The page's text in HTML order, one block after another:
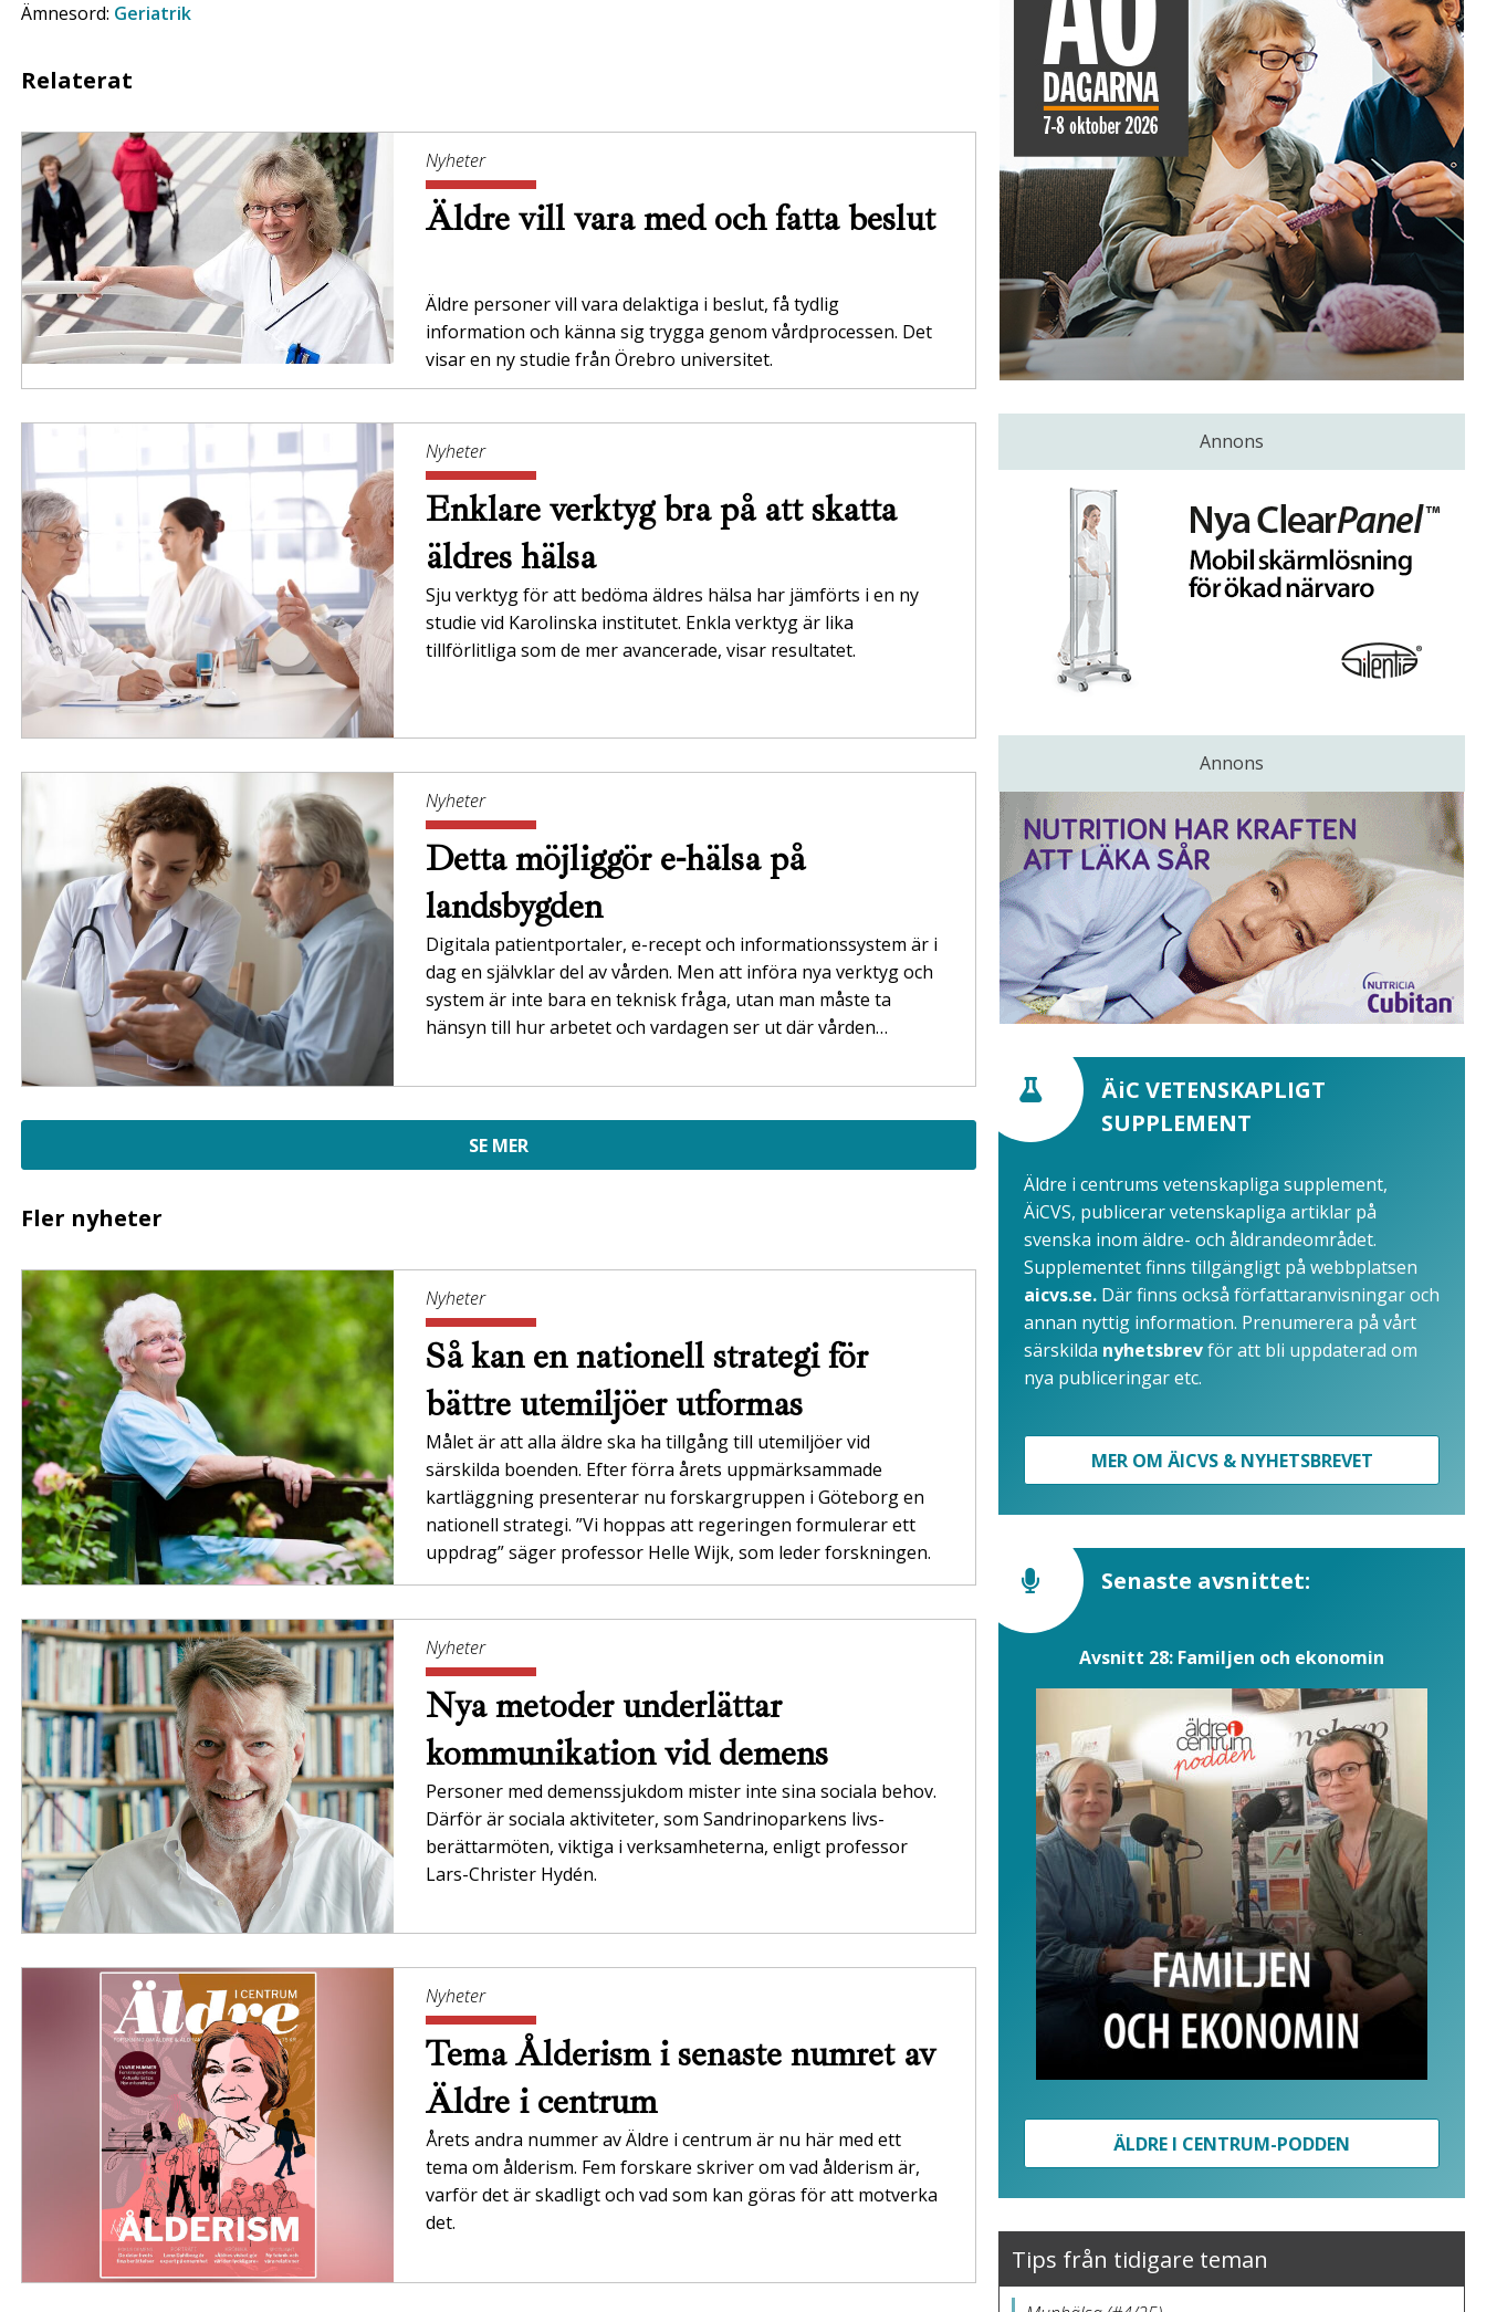
Ämnesord: Geriatrik
Relaterat
Nyheter
Äldre vill vara med och fatta beslut
Äldre personer vill vara delaktiga i beslut, få tydlig
information och känna sig trygga genom vårdprocessen. Det
visar en ny studie från Örebro universitet.
Nyheter
Enklare verktyg bra på att skatta
äldres hälsa
Sju verktyg för att bedöma äldres hälsa har jämförts i en ny
studie vid Karolinska institutet. Enkla verktyg är lika
tillförlitliga som de mer avancerade, visar resultatet.
Nyheter
Detta möjliggör e-hälsa på
landsbygden
Digitala patientportaler, e-recept och informationssystem är i
dag en självklar del av vården. Men att införa nya verktyg och
system är inte bara en teknisk fråga, utan man måste ta
hänsyn till hur arbetet och vardagen ser ut där vården…
SE MER
Fler nyheter
Nyheter
Så kan en nationell strategi för
bättre utemiljöer utformas
Målet är att alla äldre ska ha tillgång till utemiljöer vid
särskilda boenden. Efter förra årets uppmärksammade
kartläggning presenterar nu forskargruppen i Göteborg en
nationell strategi. ”Vi hoppas att regeringen formulerar ett
uppdrag” säger professor Helle Wijk, som leder forskningen.
Nyheter
Nya metoder underlättar
kommunikation vid demens
Personer med demenssjukdom mister inte sina sociala behov.
Därför är sociala aktiviteter, som Sandrinoparkens livs­
berättarmöten, viktiga i verksamheterna,­ enligt professor
Lars-Christer Hydén.
Nyheter
Tema Ålderism i senaste numret av
Äldre i centrum
Årets andra nummer av Äldre i centrum är nu här med ett
tema om ålderism. Fem forskare skriver om vad ålderism är,
varför det är skadligt och vad som kan göras för att motverka
det.
Annons
Annons
ÄiC VETENSKAPLIGT
SUPPLEMENT
Äldre i centrums vetenskapliga supplement,
ÄiCVS, publicerar vetenskapliga artiklar på
svenska inom äldre- och åldrandeområdet.
Supplementet finns tillgängligt på webbplatsen
aicvs.se. Där finns också författaranvisningar och
annan nyttig information. Prenumerera på vårt
särskilda nyhetsbrevför att bli uppdaterad om
nya publiceringar etc.
MER OM ÄICVS & NYHETSBREVET
Senaste avsnittet:
Avsnitt 28: Familjen och ekonomin
ÄLDRE I CENTRUM-PODDEN
Tips från tidigare teman